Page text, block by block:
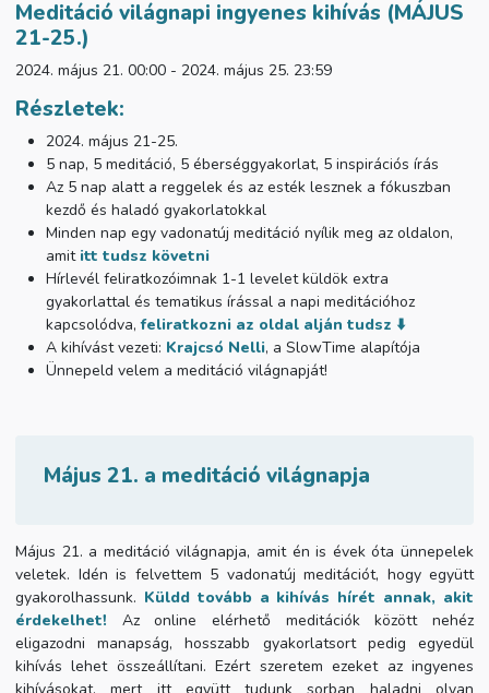
Meditáció világnapi ingyenes kihívás (MÁJUS
21-25.)
2024. május 21. 00:00 - 2024. május 25. 23:59
Részletek:
2024. május 21-25.
5 nap, 5 meditáció, 5 éberséggyakorlat, 5 inspirációs írás
Az 5 nap alatt a reggelek és az esték lesznek a fókuszban
kezdő és haladó gyakorlatokkal
Minden nap egy vadonatúj meditáció nyílik meg az oldalon,
amititt tudsz követni
Hírlevél feliratkozóimnak 1-1 levelet küldök extra
gyakorlattal és tematikus írással a napi meditációhoz
kapcsolódva,feliratkozni az oldal alján tudsz ⬇️
A kihívást vezeti: Krajcsó Nelli, a SlowTime alapítója
Ünnepeld velem a meditáció világnapját!
Május 21. a meditáció világnapja
Május 21. a meditáció világnapja, amit én is évek óta ünnepelek
veletek. Idén is felvettem 5 vadonatúj meditációt, hogy együtt
gyakorolhassunk. Küldd tovább a kihívás hírét annak, akit
érdekelhet! Az online elérhető meditációk között nehéz
eligazodni manapság, hosszabb gyakorlatsort pedig egyedül
kihívás lehet összeállítani. Ezért szeretem ezeket az ingyenes